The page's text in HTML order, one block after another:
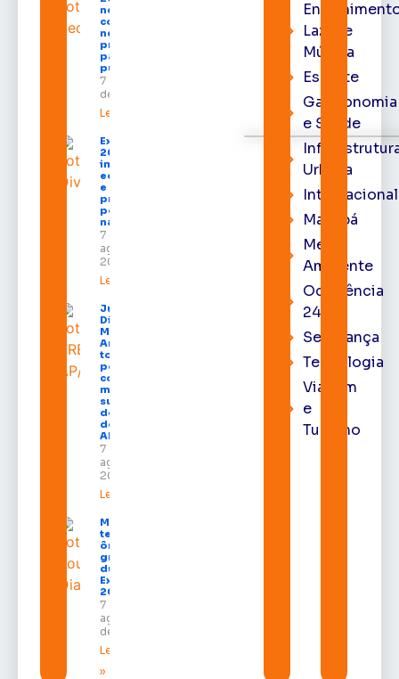
neste sábado
com shows,
negócios e
programação
para todos os
públicos
7 de agosto
de 2026
Leia mais »
Expofeira
2026
impulsiona
economia
e aumenta
procura
por hotéis
na capital
7 de
agosto de
2026
Leia mais »
Juiz
Diego
Moura de
Araújo
toma
posse
como
membro
substituto
do Pleno
do TRE-
AP
7 de
agosto de
2026
Leia mais »
Macapá
terá
ônibus
gratuitos
durante a
Expofeira
2026
7 de
agosto
de 2026
Leia mais
»
Lazer e
Música
Esporte
Gastronomia
e Saúde
Urbana
Internacional
Macapá
Meio
Ambiente
Ocorrência
24h
Segurança
Tecnologia
Viagem
e
Turismo